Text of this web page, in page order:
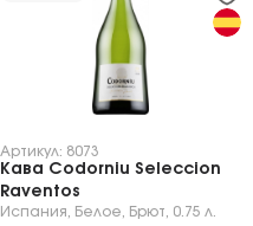
Артикул: 8073
Кава Codorniu Seleccion
Raventos
Испания Белое Брют 0.75 л.